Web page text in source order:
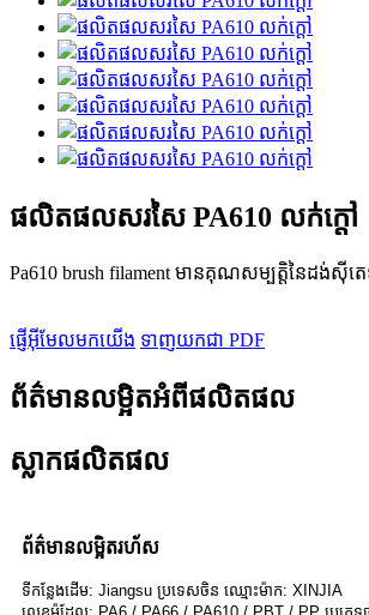
ផលិតផលសរសៃ PA610 លក់ក្តៅ
Pa610 brush filament មានគុណសម្បត្តិនៃដង់ស៊ី
ផ្ញើអ៊ីមែលមកយើង ទាញយកជា PDF
ព័ត៌មានលម្អិតអំពីផលិតផល
ស្លាកផលិតផល
ព័ត៌មានលម្អិតរហ័ស
ទីកន្លែងដើម: Jiangsu ប្រទេសចិន ឈ្មោះម៉ាក: XINJIA